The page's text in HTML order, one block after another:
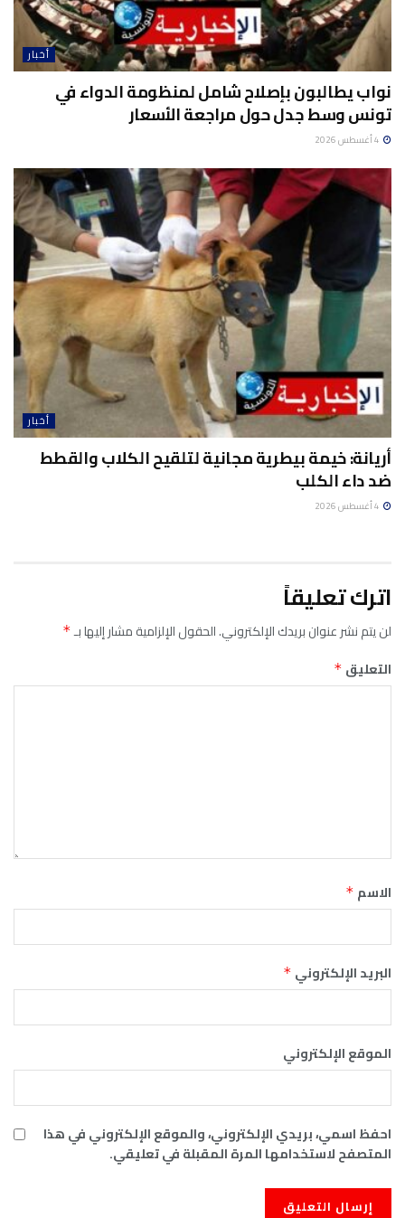
أخبار
نواب يطالبون بإصلاح شامل لمنظومة الدواء في
تونس وسط جدل حول مراجعة الأسعار
أخبار
أريانة: خيمة بيطرية مجانية لتلقيح الكلاب والقطط
ضد داء الكلب
اترك تعليقاً
لن يتم نشر عنوان بريدك الإلكتروني.الحقول الإلزامية مشار إليها بـ*
التعليق *
الاسم *
البريد الإلكتروني *
الموقع الإلكتروني
احفظ اسمي، بريدي الإلكتروني، والموقع الإلكتروني في هذا
المتصفح لاستخدامها المرة المقبلة في تعليقي.